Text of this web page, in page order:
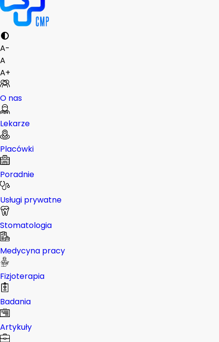
A-
A
A+
O nas
Lekarze
Placówki
Poradnie
Usługi prywatne
Stomatologia
Medycyna pracy
Fizjoterapia
Badania
Artykuły